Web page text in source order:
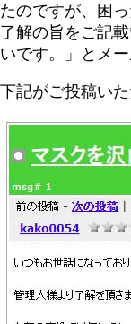
たのですが、困
了解の旨をご記
いです。」とメ
下記がご投稿い